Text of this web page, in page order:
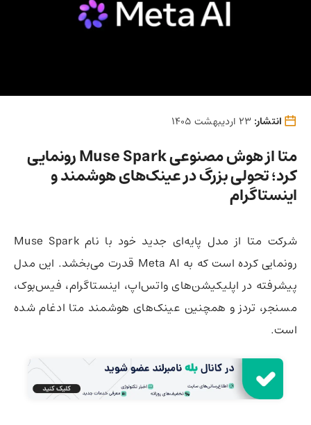
انتشار:
متا از هوش مصنوعی Muse Spark رونمایی
کرد؛ تحولی بزرگ در عینک‌های هوشمند و
اینستاگرام
شرکت متا از مدل پایه‌ای جدید خود با نام Muse Spark
رونمایی کرده است که به Meta AI قدرت می‌بخشد. این مدل
پیشرفته در اپلیکیشن‌های واتس‌اپ، اینستاگرام، فیس‌بوک،
مسنجر، تردز و همچنین عینک‌های هوشمند متا ادغام شده
است.